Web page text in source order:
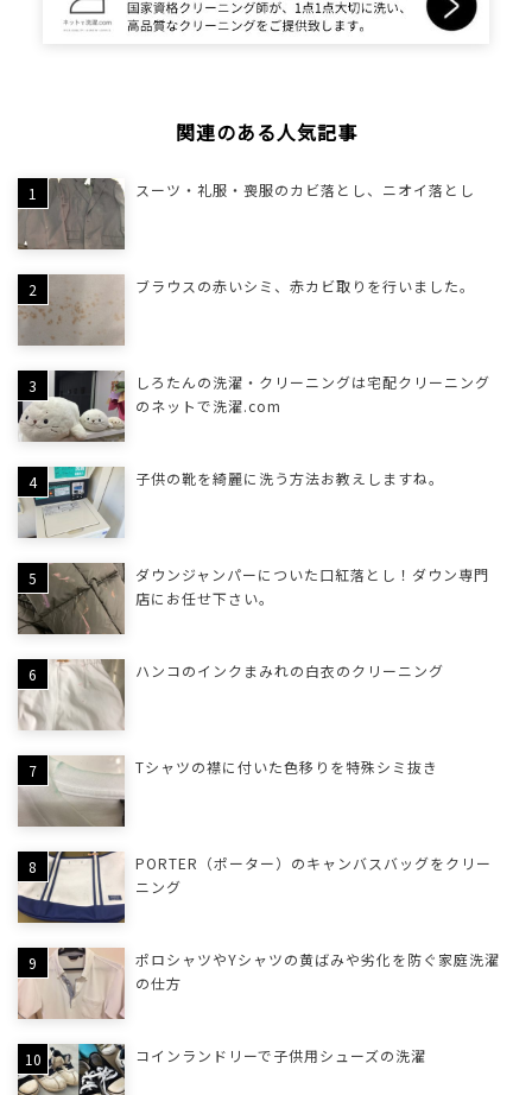
関連のある人気記事
スーツ・礼服・喪服のカビ落とし、ニオイ落とし
ブラウスの赤いシミ、赤カビ取りを行いました。
しろたんの洗濯・クリーニングは宅配クリーニング
のネットで洗濯.com
子供の靴を綺麗に洗う方法お教えしますね。
ダウンジャンパーについた口紅落とし！ダウン専門
店にお任せ下さい。
ハンコのインクまみれの白衣のクリーニング
Tシャツの襟に付いた色移りを特殊シミ抜き
PORTER（ポーター）のキャンバスバッグをクリー
ニング
ポロシャツやYシャツの黄ばみや劣化を防ぐ家庭洗濯
の仕方
コインランドリーで子供用シューズの洗濯